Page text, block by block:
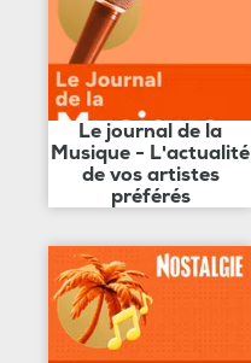
Le journal de la
Musique - L'actualité
de vos artistes
préférés